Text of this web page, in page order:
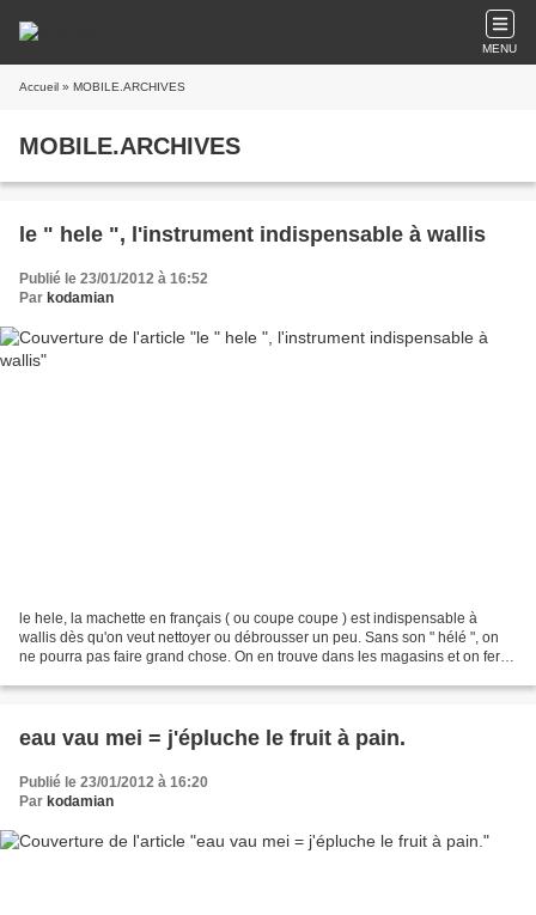
MENU
Accueil » MOBILE.ARCHIVES
MOBILE.ARCHIVES
le " hele ", l'instrument indispensable à wallis
Publié le 23/01/2012 à 16:52
Par kodamian
le hele, la machette en français ( ou coupe coupe ) est indispensable à
wallis dès qu'on veut nettoyer ou débrousser un peu. Sans son " hélé ", on
ne pourra pas faire grand chose. On en trouve dans les magasins et on fera
eau vau mei = j'épluche le fruit à pain.
Publié le 23/01/2012 à 16:20
Par kodamian